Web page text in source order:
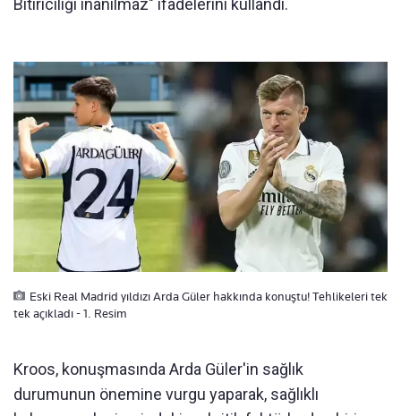
Bitiriciliği inanılmaz" ifadelerini kullandı.
Eski Real Madrid yıldızı Arda Güler hakkında konuştu! Tehlikeleri tek
tek açıkladı - 1. Resim
Kroos, konuşmasında Arda Güler'in sağlık
durumunun önemine vurgu yaparak, sağlıklı